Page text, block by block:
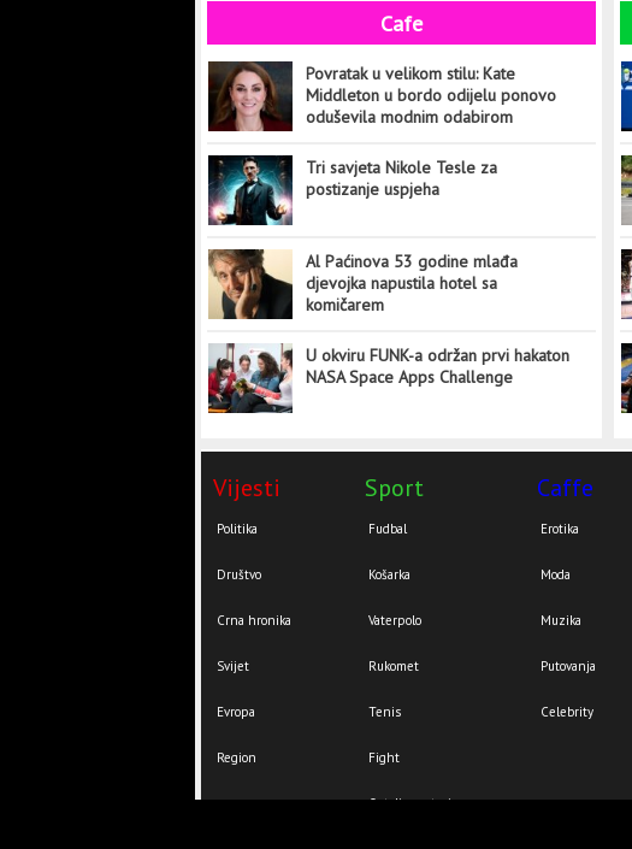
Cafe
Povratak u velikom stilu: Kate
Middleton u bordo odijelu ponovo
oduševila modnim odabirom
Tri savjeta Nikole Tesle za
postizanje uspjeha
Al Paćinova 53 godine mlađa
djevojka napustila hotel sa
komičarem
U okviru FUNK-a održan prvi hakaton
NASA Space Apps Challenge
Vijesti
Politika
Društvo
Crna hronika
Svijet
Evropa
Region
Sport
Fudbal
Košarka
Vaterpolo
Rukomet
Tenis
Fight
Ostali sportovi
Caffe
Erotika
Moda
Muzika
Putovanja
Celebrity